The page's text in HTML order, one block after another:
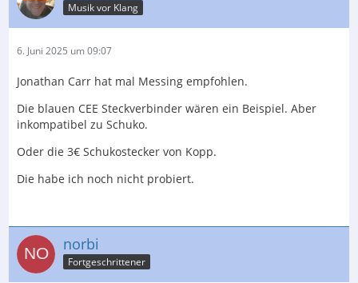
Musik vor Klang
6. Juni 2025 um 09:07
Jonathan Carr hat mal Messing empfohlen.
Die blauen CEE Steckverbinder wären ein Beispiel. Aber
inkompatibel zu Schuko.
Oder die 3€ Schukostecker von Kopp.
Die habe ich noch nicht probiert.
norbi
Fortgeschrittener